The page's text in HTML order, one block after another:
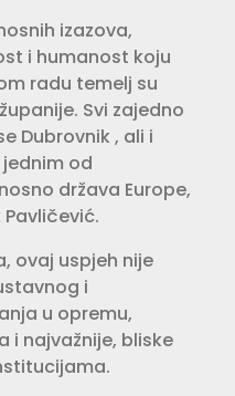
izazova,
i humanost koju
radu temelj su
Svi zajedno
Dubrovnik , ali i
od
država Europe,
ovaj uspjeh nije
i
u opremu,
i najvažnije, bliske